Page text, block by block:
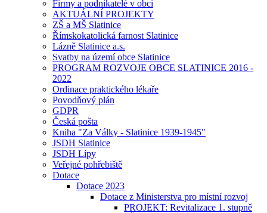
Firmy a podnikatelé v obci
AKTUÁLNÍ PROJEKTY
ZŠ a MŠ Slatinice
Římskokatolická farnost Slatinice
Lázně Slatinice a.s.
Svatby na území obce Slatinice
PROGRAM ROZVOJE OBCE SLATINICE 2016 -
2022
Ordinace praktického lékaře
Povodňový plán
GDPR
Česká pošta
Kniha "Za Války - Slatinice 1939-1945"
JSDH Slatinice
JSDH Lípy
Veřejné pohřebiště
Dotace
Dotace 2023
Dotace z Ministerstva pro místní rozvoj
PROJEKT: Revitalizace 1. stupně